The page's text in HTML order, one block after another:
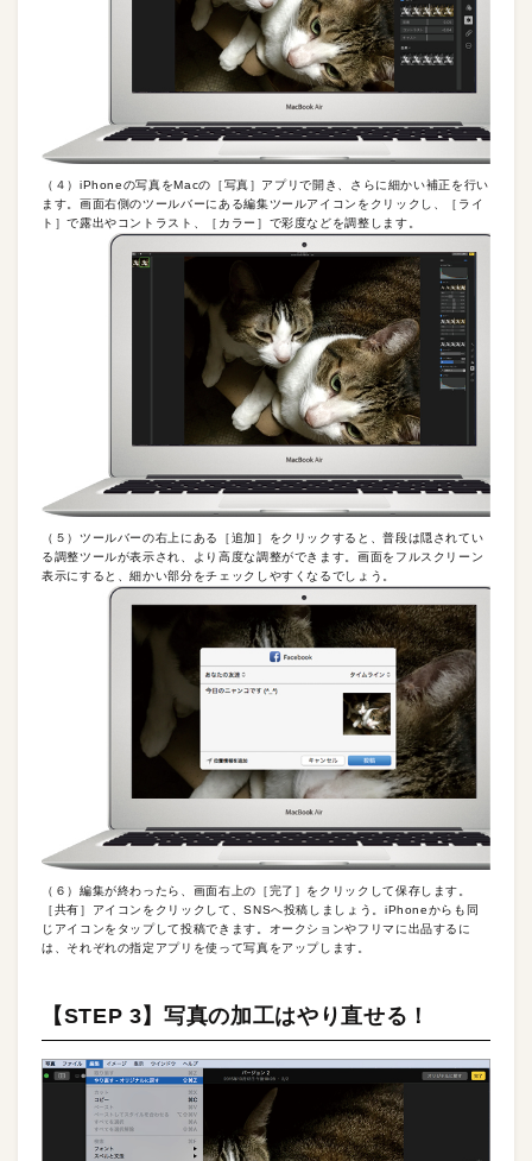
（４）iPhoneの写真をMacの［写真］アプリで開き、さらに細かい補正を行い
ます。画面右側のツールバーにある編集ツールアイコンをクリックし、［ライ
ト］で露出やコントラスト、［カラー］で彩度などを調整します。
（５）ツールバーの右上にある［追加］をクリックすると、普段は隠されてい
る調整ツールが表示され、より高度な調整ができます。画面をフルスクリーン
表示にすると、細かい部分をチェックしやすくなるでしょう。
（６）編集が終わったら、画面右上の［完了］をクリックして保存します。
［共有］アイコンをクリックして、SNSへ投稿しましょう。iPhoneからも同
じアイコンをタップして投稿できます。オークションやフリマに出品するに
は、それぞれの指定アプリを使って写真をアップします。
【STEP 3】写真の加工はやり直せる！